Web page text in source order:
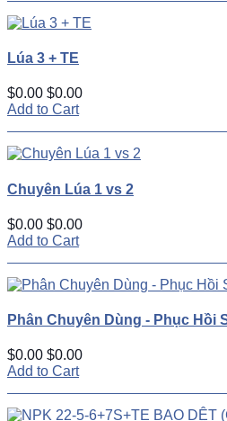
Lúa 3 + TE
$0.00 $0.00
Add to Cart
Chuyên Lúa 1 vs 2
$0.00 $0.00
Add to Cart
Phân Chuyên Dùng - Phục Hồi
$0.00 $0.00
Add to Cart